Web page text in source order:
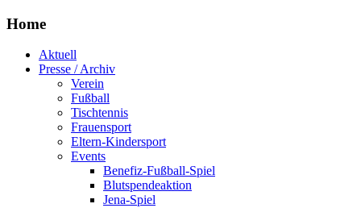
Home
Aktuell
Presse / Archiv
Verein
Fußball
Tischtennis
Frauensport
Eltern-Kindersport
Events
Benefiz-Fußball-Spiel
Blutspendeaktion
Jena-Spiel